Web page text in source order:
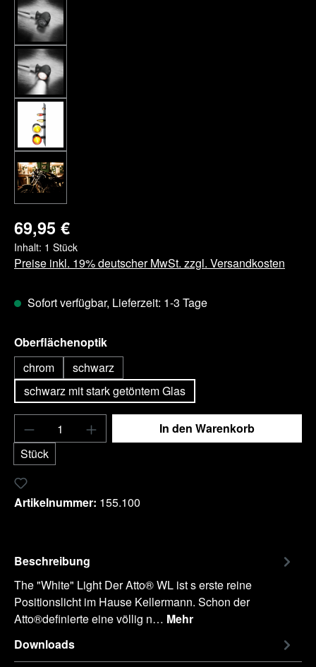
69,95 €
Inhalt: 1 Stück
Preise inkl. 19% deutscher MwSt. zzgl. Versandkosten
Sofort verfügbar, Lieferzeit: 1-3 Tage
Oberflächenoptikauswählen
chrom
schwarz
schwarz mit stark getöntem Glas
Produkt Anzahl: Gib den gewünschten
Stück
In den Warenkorb
Artikelnummer: 155.100
Beschreibung
The "White" Light Der Atto® WL ist s erste reine
Positionslicht im Hause Kellermann. Schon der
Atto®definierte eine völlig n… Mehr
Downloads